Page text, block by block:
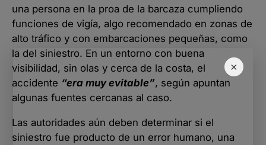
×
una persona en la proa de la barcaza cumpliendo
funciones de vigía, algo recomendado en zonas de
alto tráfico y con embarcaciones pequeñas, como
la del siniestro. En un entorno con buena
visibilidad, sin olas y cerca de la costa, el
accidente “era muy evitable”, según apuntan
algunas fuentes cercanas al caso.
Las autoridades aún deben determinar si el
siniestro fue producto de un error humano, una